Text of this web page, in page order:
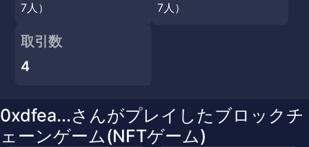
7人）
7人）
取引数
4
0xdfea...さんがプレイしたブロックチ
ェーンゲーム(NFTゲーム)